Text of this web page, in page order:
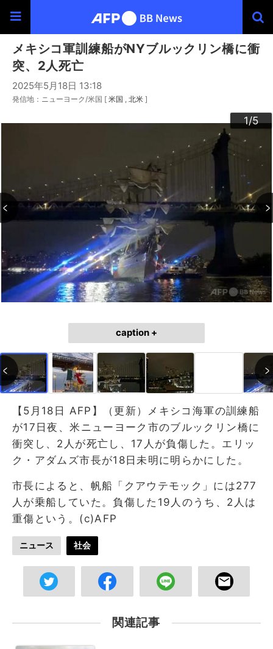
メキシコ軍訓練船がNYブルックリン橋に衝
突、2人死亡
2025年5月18日 13:18
発信地：ニューヨーク/米国 [ 米国 北米 ]
1/5
2/5
3/5
4/5
5/5
caption +
【5月18日 AFP】（更新）メキシコ海軍の訓練船
が17日夜、米ニューヨーク市のブルックリン橋に
衝突し、2人が死亡し、17人が負傷した。エリッ
ク・アダムズ市長が18日未明に明らかにした。
市長によると、帆船「クアウテモック」には277
人が乗船していた。負傷した19人のうち、2人は
重傷という。(c)AFP
ニュース 社会
関連記事